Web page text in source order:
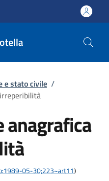
e stato civile /
anagrafica
05-30;223~art11)